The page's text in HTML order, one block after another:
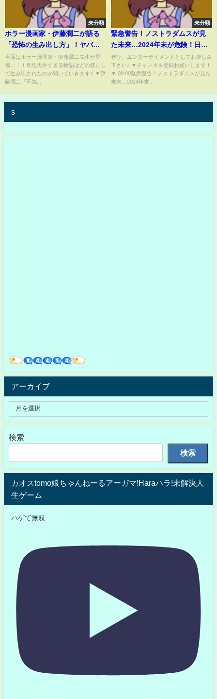
未分類
ホラー漫画家・伊藤潤二が語る
「恐怖の生み出し方」！ヤバす
ぎる頭の中を徹底解剖ッ！！
【不気味の穴/うずまき/富江】
今回はホラー漫画家・伊藤潤二先生が登
場…！！奇想天外すぎる物語はどの様にし
て生み出されたのか聞いていきます⚡ ▼伊
藤潤二『不気...
未分類
緊急警告！ノストラダムスが見
た未来…2024年末が危険！日本
にとんでもない事が起きる【都
市伝説】【総集編】
ぜひ、エンターテイメントとしてお楽しみ
下さい♪ ▼チャンネル登録お願いします！
▼ 00:00緊急警告！ノストラダムスが見た
未来…2024年末...
s
アーカイブ
検索
検索
カオスtomo娘ちゃんねーるアーガマ!Haraハラ!未解決人
生ゲーム
ハゲて無双